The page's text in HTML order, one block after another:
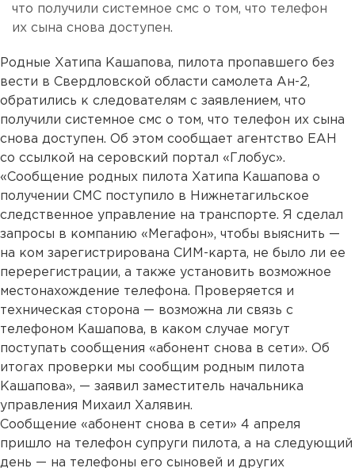
что получили системное смс о том, что телефон
их сына снова доступен.
Родные Хатипа Кашапова, пилота пропавшего без
вести в Свердловской области самолета Ан-2,
обратились к следователям с заявлением, что
получили системное смс о том, что телефон их сына
снова доступен. Об этом сообщает агентство ЕАН
со ссылкой на серовский портал «Глобус».
«Сообщение родных пилота Хатипа Кашапова о
получении СМС поступило в Нижнетагильское
следственное управление на транспорте. Я сделал
запросы в компанию «Мегафон», чтобы выяснить —
на ком зарегистрирована СИМ-карта, не было ли ее
перерегистрации, а также установить возможное
местонахождение телефона. Проверяется и
техническая сторона — возможна ли связь с
телефоном Кашапова, в каком случае могут
поступать сообщения «абонент снова в сети». Об
итогах проверки мы сообщим родным пилота
Кашапова», — заявил заместитель начальника
управления Михаил Халявин.
Сообщение «абонент снова в сети» 4 апреля
пришло на телефон супруги пилота, а на следующий
день — на телефоны его сыновей и других